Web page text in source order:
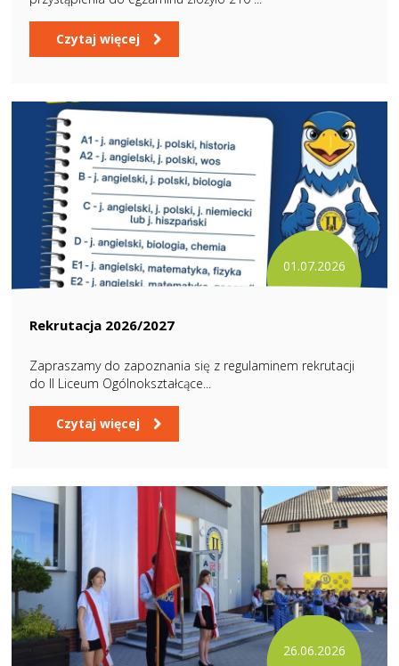
Czytaj więcej
01.07.2026
Rekrutacja 2026/2027
Zapraszamy do zapoznania się z regulaminem rekrutacji
do II Liceum Ogólnokształcące...
Czytaj więcej
26.06.2026